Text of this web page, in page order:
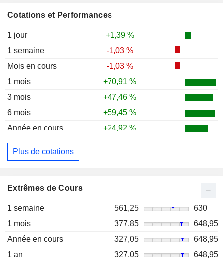
Cotations et Performances
1 jour
+1,39 %
1 semaine
-1,03 %
Mois en cours
-1,03 %
1 mois
+70,91 %
3 mois
+47,46 %
6 mois
+59,45 %
Année en cours
+24,92 %
Plus de cotations
Extrêmes de Cours
1 semaine 561,25
630
1 mois
377,85
648,95
Année en cours
327,05
648,95
1 an
327,05
648,95